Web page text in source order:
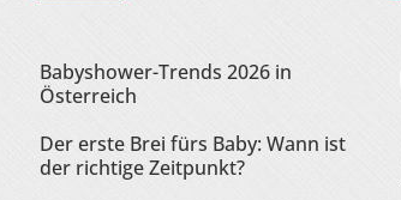
Babyshower-Trends 2026 in
Österreich
Der erste Brei fürs Baby: Wann ist
der richtige Zeitpunkt?